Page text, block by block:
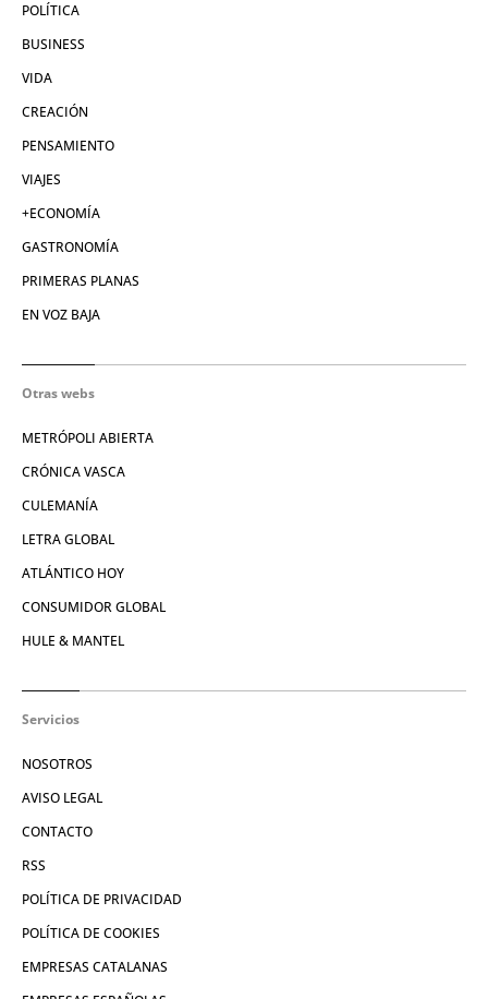
POLÍTICA
BUSINESS
VIDA
CREACIÓN
PENSAMIENTO
VIAJES
+ECONOMÍA
GASTRONOMÍA
PRIMERAS PLANAS
EN VOZ BAJA
Otras webs
METRÓPOLI ABIERTA
CRÓNICA VASCA
CULEMANÍA
LETRA GLOBAL
ATLÁNTICO HOY
CONSUMIDOR GLOBAL
HULE & MANTEL
Servicios
NOSOTROS
AVISO LEGAL
CONTACTO
RSS
POLÍTICA DE PRIVACIDAD
POLÍTICA DE COOKIES
EMPRESAS CATALANAS